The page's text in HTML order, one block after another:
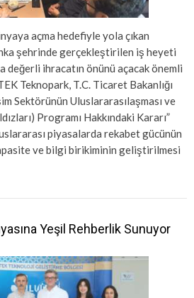
açma hedefiyle yola çıkan
şehrinde gerçekleştirilen iş heyeti
değerli ihracatın önünü açacak önemli
Teknopark, T.C. Ticaret Bakanlığı
Sektörünün Uluslararasılaşması ve
Programı Hakkındaki Kararı”
piyasalarda rekabet gücünün
ve bilgi birikiminin geliştirilmesi
Yeşil Rehberlik Sunuyor